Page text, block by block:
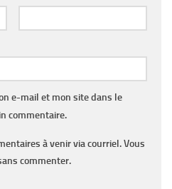
e-mail et mon site dans le
commentaire.
à venir via courriel. Vous
commenter.